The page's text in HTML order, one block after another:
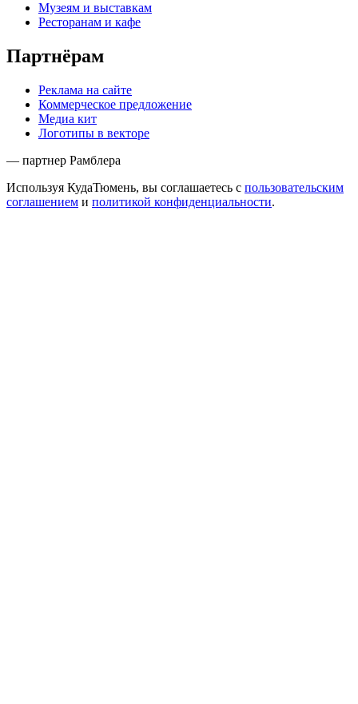
Музеям и выставкам
Ресторанам и кафе
Партнёрам
Реклама на сайте
Коммерческое предложение
Медиа кит
Логотипы в векторе
— партнер Рамблера
Используя КудаТюмень, вы соглашаетесь с пользовательским
соглашением и политикой конфиденциальности.